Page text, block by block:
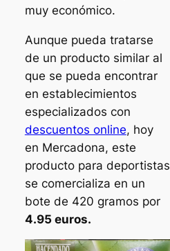
muy económico.
Aunque pueda tratarse
de un producto similar al
que se pueda encontrar
en establecimientos
especializados con
descuentos online, hoy
en Mercadona, este
producto para deportistas
se comercializa en un
bote de 420 gramos por
4.95 euros.